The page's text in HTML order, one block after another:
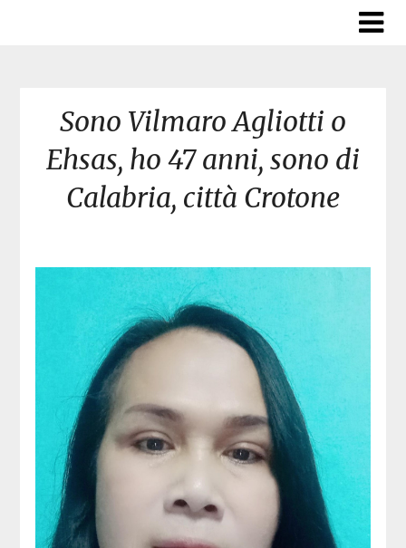
Sono Vilmaro Agliotti o
Ehsas, ho 47 anni, sono di
Calabria, città Crotone